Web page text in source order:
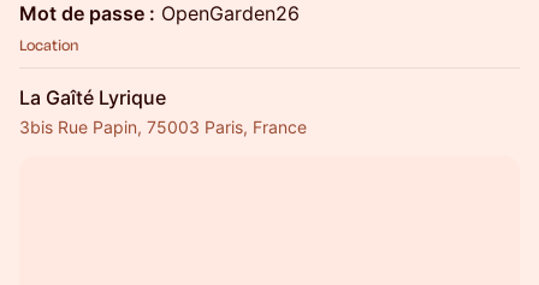
Mot de passe : OpenGarden26
Location
La Gaîté Lyrique
3bis Rue Papin, 75003 Paris, France